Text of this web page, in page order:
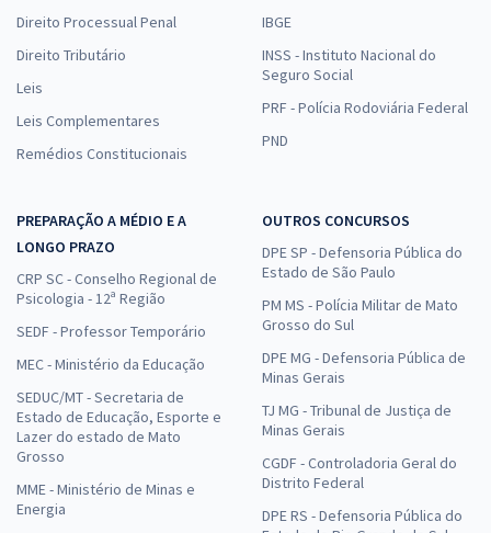
Direito Processual Penal
Direito Tributário
Leis
Leis Complementares
Remédios Constitucionais
IBGE
INSS - Instituto Nacional do
Seguro Social
PRF - Polícia Rodoviária Federal
PND
PREPARAÇÃO A MÉDIO E A
LONGO PRAZO
CRP SC - Conselho Regional de
Psicologia - 12ª Região
SEDF - Professor Temporário
MEC - Ministério da Educação
SEDUC/MT - Secretaria de
Estado de Educação, Esporte e
Lazer do estado de Mato
Grosso
MME - Ministério de Minas e
Energia
OUTROS CONCURSOS
DPE SP - Defensoria Pública do
Estado de São Paulo
PM MS - Polícia Militar de Mato
Grosso do Sul
DPE MG - Defensoria Pública de
Minas Gerais
TJ MG - Tribunal de Justiça de
Minas Gerais
CGDF - Controladoria Geral do
Distrito Federal
DPE RS - Defensoria Pública do